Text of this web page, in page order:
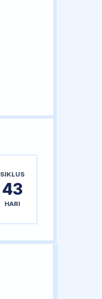
SIKLUS
43
HARI